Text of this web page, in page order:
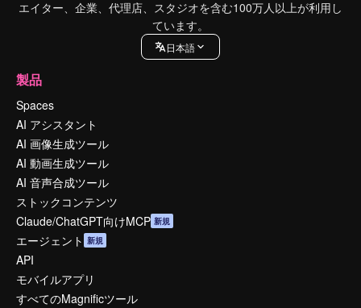
エイター、企業、代理店、スタジオを含む100万人以上が利用し
ています。
日本語
製品
Spaces
AI アシスタント
AI 画像生成ツール
AI 動画生成ツール
AI 音声合成ツール
ストックコンテンツ
Claude/ChatGPT向けMCP 新規
エージェント 新規
API
モバイルアプリ
すべてのMagnificツール